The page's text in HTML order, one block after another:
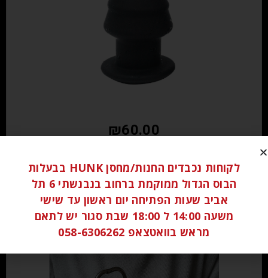
₪60.00
הוספה לסל
לקוחות נכבדים החנות/מחסן HUNK בבעלות
הבוס הגדול ממוקמת ברחוב בנבנשתי 6 תל
אביב שעות הפתיחה יום ראשון עד שישי
משעה 14:00 ל 18:00 שבת סגור יש לתאם
מראש בוואטצאפ 058-6306262